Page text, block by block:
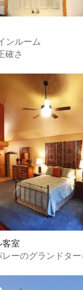
ンルーム
確さ
室
ーのグランドター